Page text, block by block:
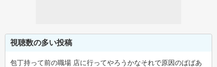
視聴数の多い投稿
包丁持って前の職場 店に行ってやろうかなそれで原因のばばあ